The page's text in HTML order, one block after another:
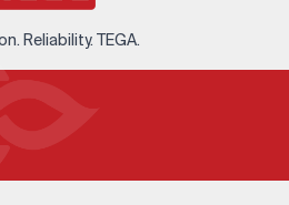
Reliability. TEGA.